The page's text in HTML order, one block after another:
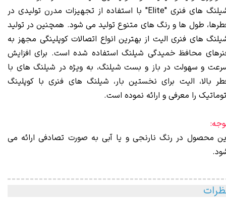
شیلنگ های فنری "Elite" با استفاده از تجهیزات مدرن تولیدی در
طول ها و رنگ‌ های متنوع تولید می‌ شود. همچنین در تولید
های فنری الیت از بهترین انواع اتصالات کوپلینگی مجهز به
محافظ خمیدگی شیلنگ استفاده شده است. برای افزایش
و سهولت در باز و بست شیلنگ، به ویژه در شیلنگ های با
بالا، الیت برای نخستین بار، شیلنگ های فنری با کوپلینگ
را معرفی و ارائه نموده است.
محصول در رنگ نارنجی و یا آبی به صورت تصادفی ارائه می